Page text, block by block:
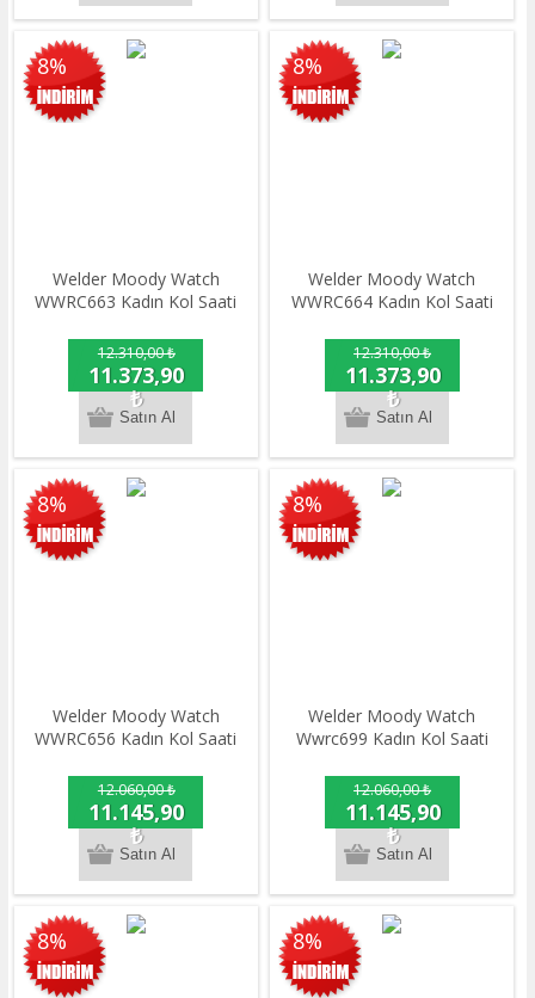
8%
Welder Moody Watch
WWRC663 Kadın Kol Saati
12.310,00 ₺
11.373,90
₺
8%
Welder Moody Watch
WWRC664 Kadın Kol Saati
12.310,00 ₺
11.373,90
₺
8%
Welder Moody Watch
WWRC656 Kadın Kol Saati
12.060,00 ₺
11.145,90
₺
8%
Welder Moody Watch
Wwrc699 Kadın Kol Saati
12.060,00 ₺
11.145,90
₺
8% 8%